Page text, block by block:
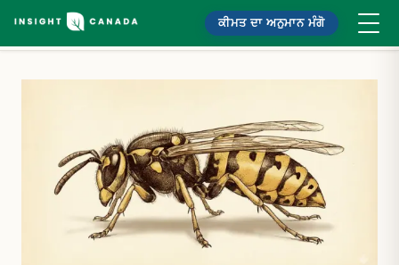
ਕੀਮਤ ਦਾ ਅਨੁਮਾਨ ਮੰਗੋ